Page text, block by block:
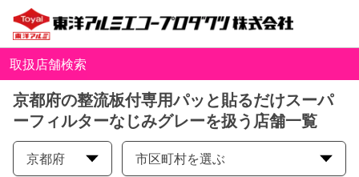
取扱店舗検索
京都府の整流板付専用パッと貼るだけスーパ
ーフィルターなじみグレーを扱う店舗一覧
京都府 市区町村を選ぶ